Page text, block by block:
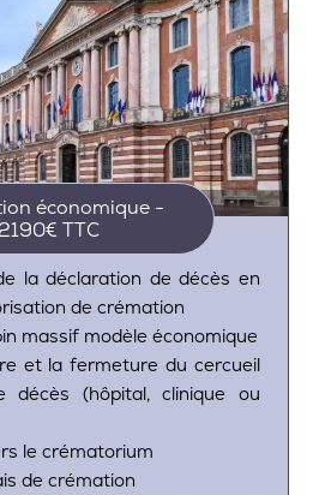
économique -
2190€ TTC
la déclaration de décès en
de crémation
massif modèle économique
et la fermeture du cercueil
(hôpital, clinique ou
le crématorium
de crémation